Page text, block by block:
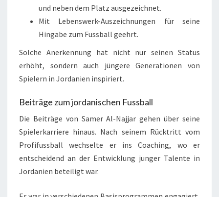
und neben dem Platz ausgezeichnet.
Mit Lebenswerk-Auszeichnungen für seine
Hingabe zum Fussball geehrt.
Solche Anerkennung hat nicht nur seinen Status
erhöht, sondern auch jüngere Generationen von
Spielern in Jordanien inspiriert.
Beiträge zum jordanischen Fussball
Die Beiträge von Samer Al-Najjar gehen über seine
Spielerkarriere hinaus. Nach seinem Rücktritt vom
Profifussball wechselte er ins Coaching, wo er
entscheidend an der Entwicklung junger Talente in
Jordanien beteiligt war.